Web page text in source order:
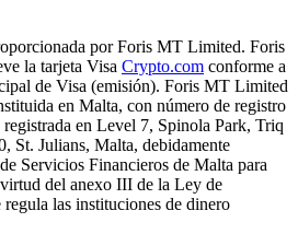
por Foris MT Limited. Foris
la tarjeta Visa Crypto.com conforme a
de Visa (emisión). Foris MT Limited
en Malta, con número de registro
en Level 7, Spinola Park, Triq
St. Julians, Malta, debidamente
Servicios Financieros de Malta para
del anexo III de la Ley de
las instituciones de dinero